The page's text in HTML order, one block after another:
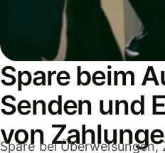
Spare beim
Senden und
von
Spare bei Überweisungen,